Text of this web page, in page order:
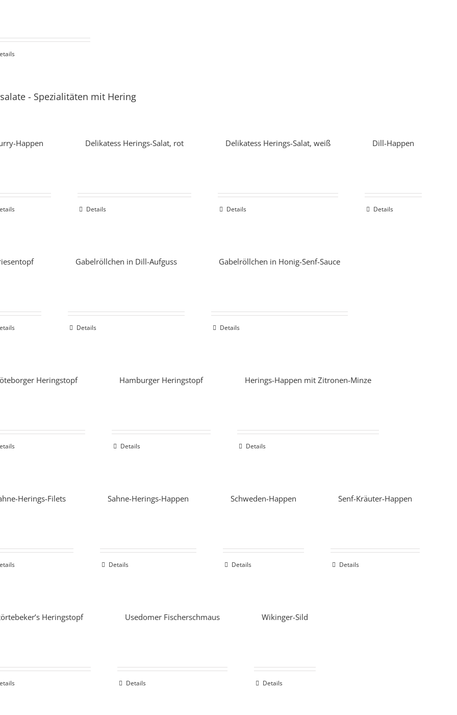
- Spezialitäten mit Hering
Happen Delikatess Herings-Salat, rot
Details
Delikatess Herings-Salat, weiß
Details
Dill-Happen
Details
Gabelröllchen in Dill-Aufguss
Details
Gabelröllchen in Honig-Senf-Sauce
Details
Heringstopf Hamburger Heringstopf
Details
Herings-Happen mit Zitronen-Minze
Details
Herings-Filets Sahne-Herings-Happen
Details
Schweden-Happen
Details
Senf-Kräuter-Happen
Details
Heringstopf Usedomer Fischerschmaus
Details
Wikinger-Sild
Details